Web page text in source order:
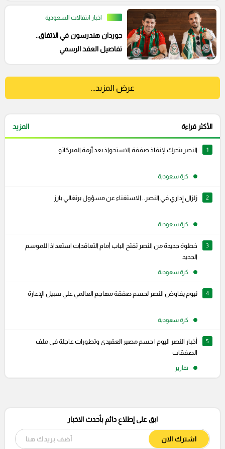
اخبار انتقالات السعودية
جوردان هندرسون في الاتفاق..
تفاصيل العقد الرسمي
عرض المزيد...
الأكثر قراءة المزيد
1 النصر يتحرك لإنقاذ صفقة الاستحواذ بعد أزمة الميركاتو
كرة سعودية
2 زلزال إداري في النصر.. الاستغناء عن مسؤول برتغالي بارز
كرة سعودية
3
خطوة جديدة من النصر تفتح الباب أمام التعاقدات استعدادًا للموسم
الجديد
كرة سعودية
4 نيوم يفاوض النصر لحسم صفقة مهاجم العالمي علي سبيل الإعارة
كرة سعودية
5
أخبار النصر اليوم | حسم مصير العقيدي وتطورات عاجلة في ملف
الصفقات
تقارير
ابق على إطلاع دائم بأحدث الاخبار
اشترك الان